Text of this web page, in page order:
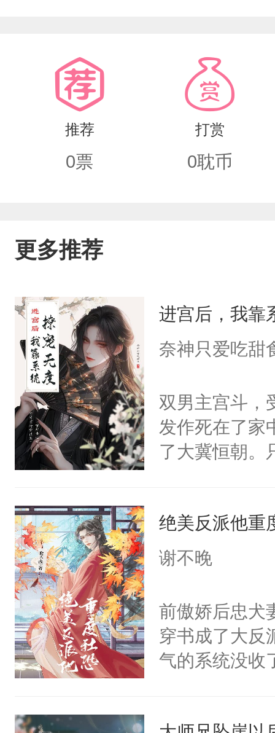
推荐
0票
打赏
0耽币
更多推荐
进宫后，我靠
奈神只爱吃甜
双男主宫斗，
发作死在了家
了大冀恒朝。
惜被人暗害，
绝。主神知晓
朝，一个从未
为三种性别。
构与男子相同
了一颗红色
人，最终坐上
绝美反派他重
谢不晚
前傲娇后忠犬
穿书成了大反
气的系统没收